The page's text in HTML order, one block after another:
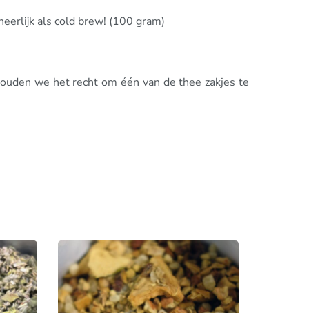
als cold brew! (100 gram)
we het recht om één van de thee zakjes te